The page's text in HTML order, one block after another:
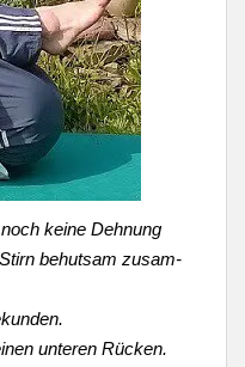
keine Dehnung
behutsam zusam-
unteren Rücken.